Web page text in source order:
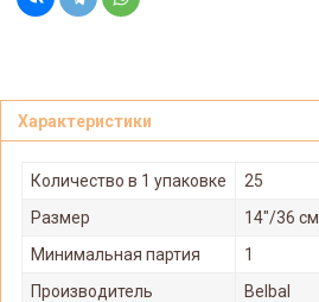
Характеристики
Количество в 1 упаковке
25
Размер
14"/36 см
Минимальная партия
1
Производитель
Belbal